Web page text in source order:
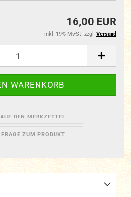
16,00 EUR
inkl. 19% MwSt. zzgl. Versand
AUF DEN MERKZETTEL
FRAGE ZUM PRODUKT